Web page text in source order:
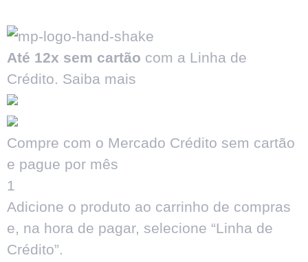
Até 12x sem cartão com a Linha de
Crédito. Saiba mais
Compre com o Mercado Crédito sem cartão
e pague por mês
1
Adicione o produto ao carrinho de compras
e, na hora de pagar, selecione “Linha de
Crédito”.